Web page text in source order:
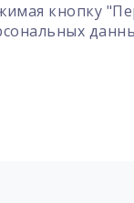
кнопку